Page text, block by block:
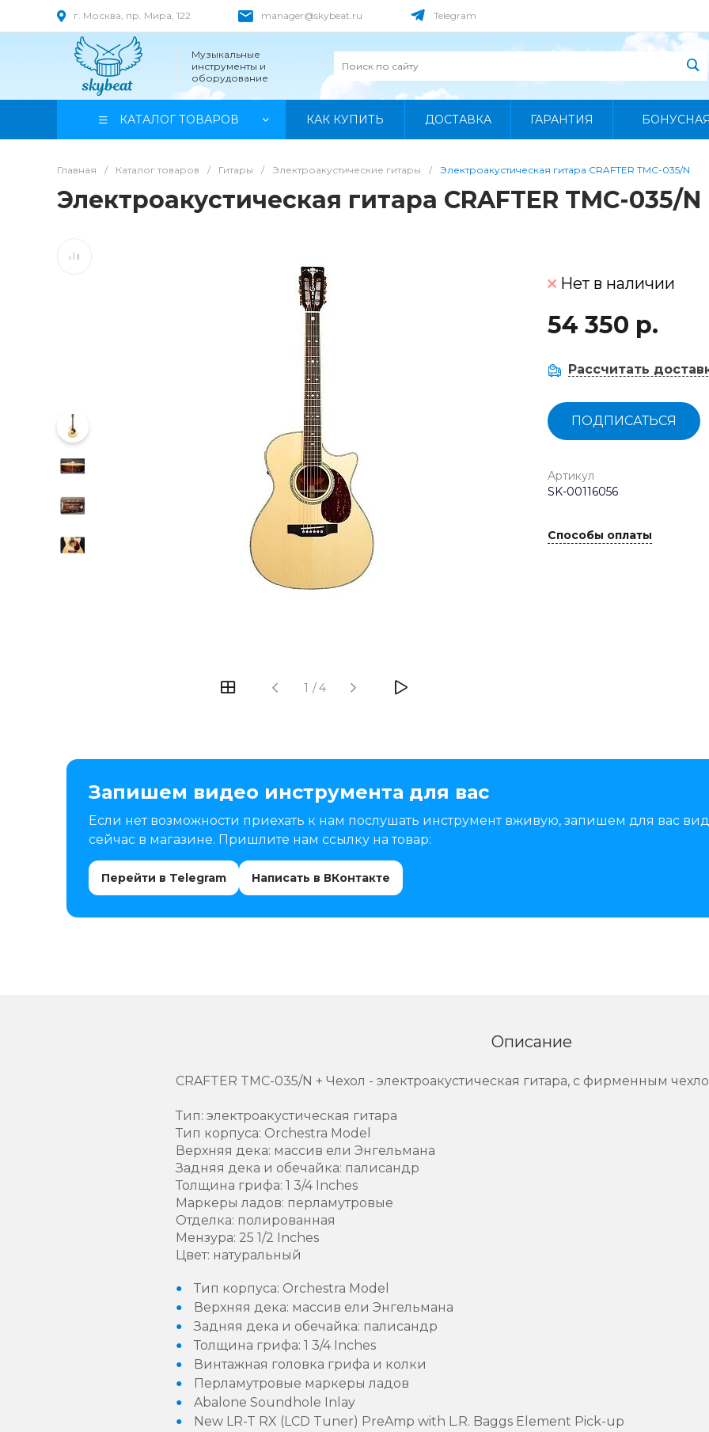
г. Москва, пр. Мира, 122 manager@skybeat.ru Telegram
Музыкальные
инструменты и
оборудование
КАТАЛОГ ТОВАРОВ КАК КУПИТЬ ДОСТАВКА ГАРАНТИЯ
Главная / Каталог товаров / Гитары / Электроакустические гитары / Электроакустическая гитара CRAFTER TMC-035/N
Электроакустическая гитара CRAFTER TMC-035/N
1 /4
Нет в наличии
54 350 р.
Рассчитать
ПОДПИСАТЬСЯ
Артикул
SK-00116056
Способы оплаты
Запишем видео инструмента для вас
Если нет возможности приехать к нам послушать инструмент вживую, запишем для вас
сейчас в магазине. Пришлите нам ссылку на товар:
Перейти в Telegram Написать в ВКонтакте
Описание
CRAFTER TMC-035/N + Чехол - электроакустическая гитара, с фирменным
Тип: электроакустическая гитара
Тип корпуса: Orchestra Model
Верхняя дека: массив ели Энгельмана
Задняя дека и обечайка: палисандр
Толщина грифа: 1 3/4 Inches
Маркеры ладов: перламутровые
Отделка: полированная
Мензура: 25 1/2 Inches
Цвет: натуральный
Тип корпуса: Orchestra Model
Верхняя дека: массив ели Энгельмана
Задняя дека и обечайка: палисандр
Толщина грифа: 1 3/4 Inches
Винтажная головка грифа и колки
Перламутровые маркеры ладов
Abalone Soundhole Inlay
New LR-T RX (LCD Tuner) PreAmp with L.R. Baggs Element Pick-up